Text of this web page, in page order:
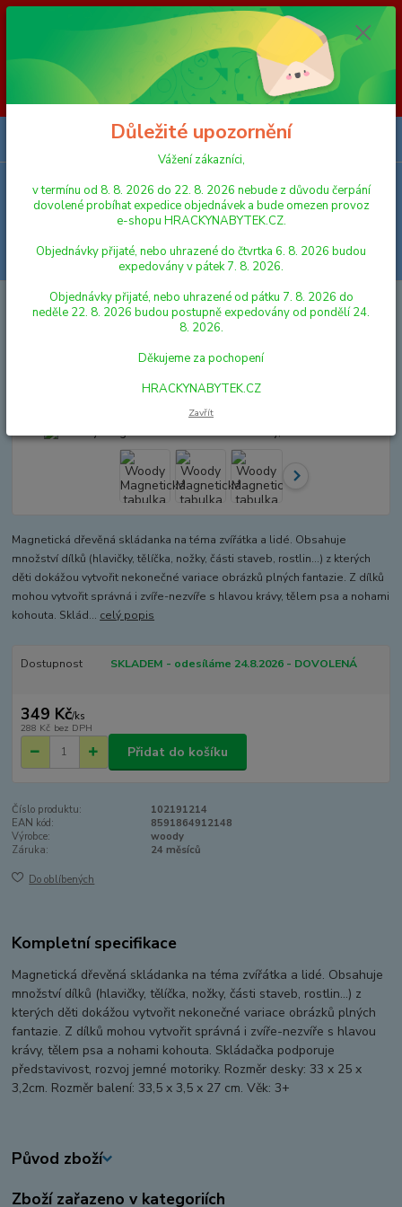
Vážení zákazníci, v termínu od 8. 8. 2026 do 23. 8. 2026 nebude z
důvodu čerpání dovolené probíhat expedice objednávek a bude omezen
provoz e-shopu HRACKYNABYTEK.CZ. Objednávky přijaté, nebo
uhrazené do čtvrtka 6. 8. 2026 budou expedovány v pátek 7. 8. 2026.
Objednávky přijaté, nebo uhrazené od pátku 7. 8. 2026 do neděle 23. 8.
2026 budou postupně expedovány od pondělí 24. 8. 2026. Děkujeme za
pochopení HRACKYNABYTEK.CZ
Menu
Hledat
DŘEVĚNÉ HRAČKY
Woody Magnetická tabulka se zvířátky,
oboustranná
Woody Magnetická tabulka se
zvířátky, oboustranná
Magnetická dřevěná skládanka na téma zvířátka a lidé. Obsahuje
množství dílků (hlavičky, tělíčka, nožky, části staveb, rostlin…) z kterých
děti dokážou vytvořit nekonečné variace obrázků plných fantazie. Z dílků
mohou vytvořit správná i zvíře-nezvíře s hlavou krávy, tělem psa a nohami
kohouta. Sklád... celý popis
Dostupnost SKLADEM - odesíláme 24.8.2026 - DOVOLENÁ
349 Kč/ks
288 Kč bez DPH
Přidat do košíku
Číslo produktu:
102191214
EAN kód:
8591864912148
Výrobce:
woody
Záruka:
24 měsíců
Do oblíbených
Kompletní specifikace
Magnetická dřevěná skládanka na téma zvířátka a lidé. Obsahuje
množství dílků (hlavičky, tělíčka, nožky, části staveb, rostlin…) z
kterých děti dokážou vytvořit nekonečné variace obrázků plných
fantazie. Z dílků mohou vytvořit správná i zvíře-nezvíře s hlavou
krávy, tělem psa a nohami kohouta. Skládačka podporuje
představivost, rozvoj jemné motoriky. Rozměr desky: 33 x 25 x
3,2cm. Rozměr balení: 33,5 x 3,5 x 27 cm. Věk: 3+
Původ zboží
Zboží zařazeno v kategoriích
Důležité upozornění
Vážení zákazníci,
v termínu od 8. 8. 2026 do 22. 8. 2026 nebude z důvodu čerpání
dovolené probíhat expedice objednávek a bude omezen provoz
e-shopu HRACKYNABYTEK.CZ.
Objednávky přijaté, nebo uhrazené do čtvrtka 6. 8. 2026 budou
expedovány v pátek 7. 8. 2026.
Objednávky přijaté, nebo uhrazené od pátku 7. 8. 2026 do
neděle 22. 8. 2026 budou postupně expedovány od pondělí 24.
8. 2026.
Děkujeme za pochopení
HRACKYNABYTEK.CZ
Zavřít